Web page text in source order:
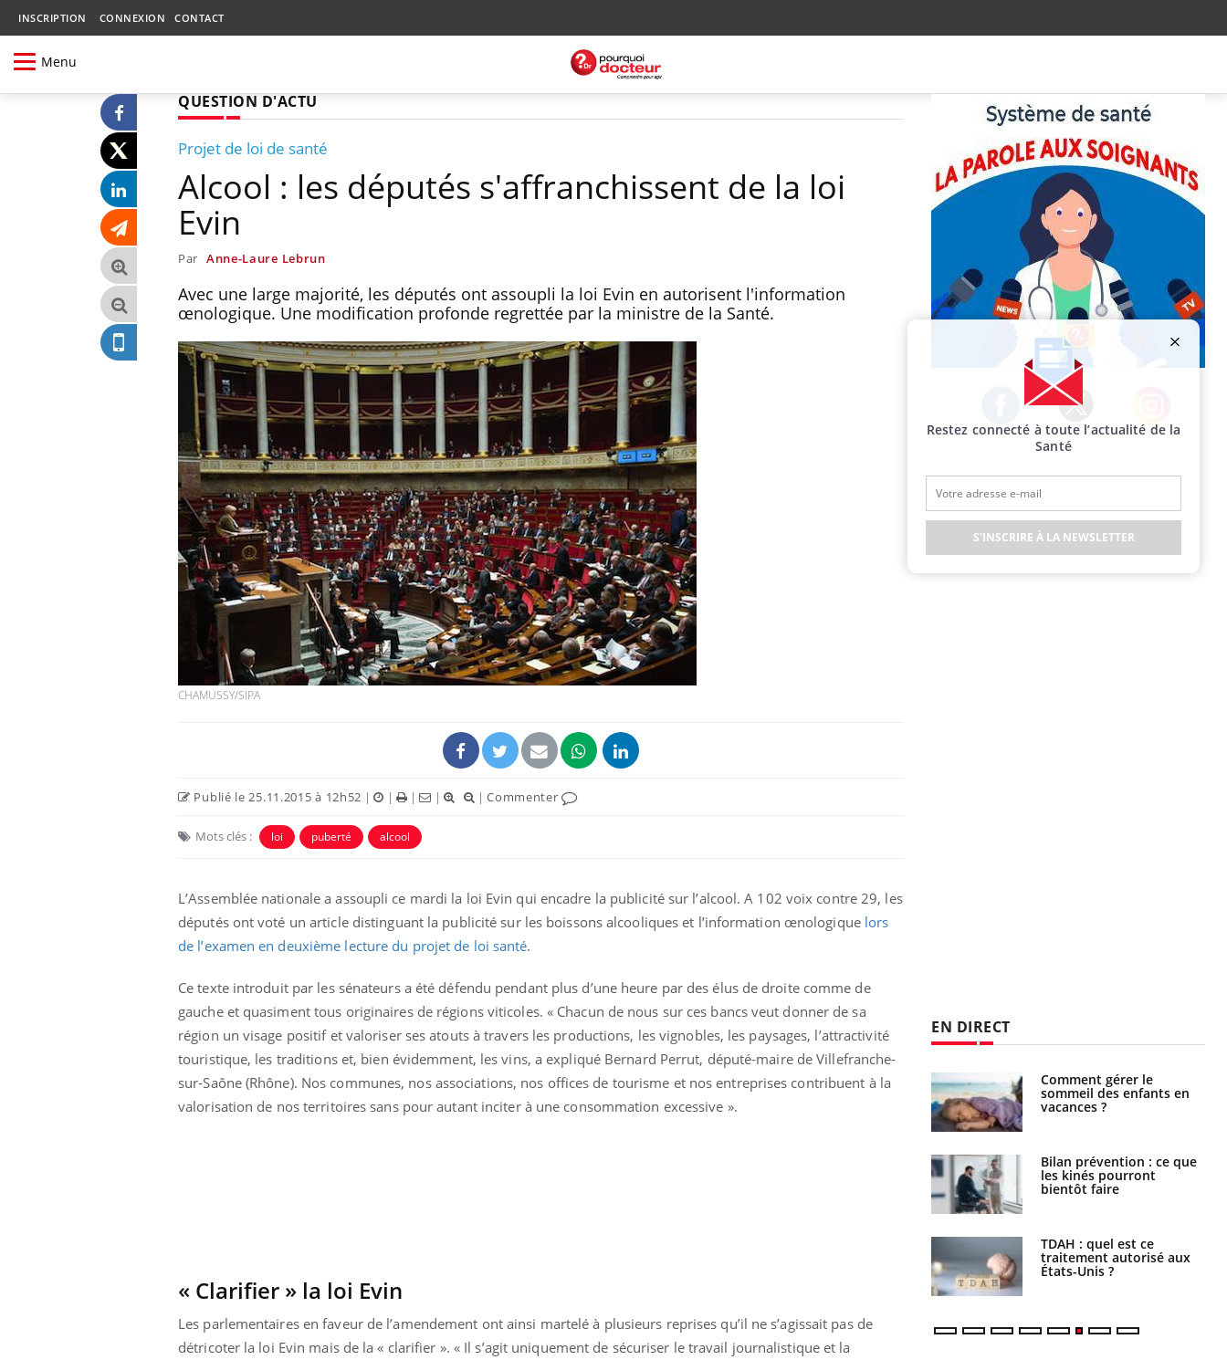
INSCRIPTION CONNEXION CONTACT
Menu
QUESTION D'ACTU
Projet de loi de santé
Alcool : les députés s'affranchissent de la loi
Evin
Par Anne-Laure Lebrun
Avec une large majorité, les députés ont assoupli la loi Evin en autorisent l'information
œnologique. Une modification profonde regrettée par la ministre de la Santé.
CHAMUSSY/SIPA
Publié le 25.11.2015 à 12h52 | | | | |Commenter
Mots clés : loi puberté alcool
L’Assemblée nationale a assoupli ce mardi la loi Evin qui encadre la publicité sur l’alcool. A 102 voix contre 29, les
députés ont voté un article distinguant la publicité sur les boissons alcooliques et l’information œnologique lors
de l’examen en deuxième lecture du projet de loi santé.
Ce texte introduit par les sénateurs a été défendu pendant plus d’une heure par des élus de droite comme de
gauche et quasiment tous originaires de régions viticoles. « Chacun de nous sur ces bancs veut donner de sa
région un visage positif et valoriser ses atouts à travers les productions, les vignobles, les paysages, l’attractivité
touristique, les traditions et, bien évidemment, les vins, a expliqué Bernard Perrut, député-maire de Villefranche-
sur-Saône (Rhône). Nos communes, nos associations, nos offices de tourisme et nos entreprises contribuent à la
valorisation de nos territoires sans pour autant inciter à une consommation excessive ».
« Clarifier » la loi Evin
Les parlementaires en faveur de l’amendement ont ainsi martelé à plusieurs reprises qu’il ne s’agissait pas de
détricoter la loi Evin mais de la « clarifier ». « Il s’agit uniquement de sécuriser le travail journalistique et la
Facebook Twitter Instagram
EN DIRECT
Fortes chaleurs :
pourquoi le risque de
noyade grimpe-t-il ?
Grossesse et chaleur : ce
que dit la science
Mordue par un
barracuda, une petite fille
Comment gérer le
sommeil des enfants en
vacances ?
Bilan prévention : ce que
les kinés pourront
bientôt faire
TDAH : quel est ce
traitement autorisé aux
États-Unis ?
Restez connecté à toute l’actualité de la
Santé
S'INSCRIRE À LA NEWSLETTER